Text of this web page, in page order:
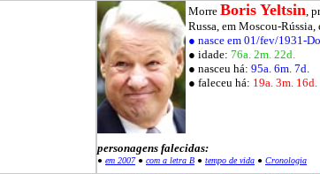
Morre Boris Yeltsin,
Russa, em Moscou-Rússia,
● nasce em 01/fev/1931-
● idade: 76a. 2m. 22d.
● nasceu há: 95a. 6m. 7d.
● faleceu há: 19a. 3m. 16d.
personagens falecidas:
● em 2007● com a letra B ● tempo de vida ● Cronologia